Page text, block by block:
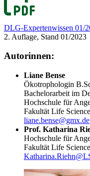
DLG-Expertenwissen 01/
2. Auflage, Stand 01/2023
Autorinnen:
Liane Bense
Ökotrophologin
Bachelorarbeit im
Hochschule für
Fakultät Life
liane.bense@gmx.de
Prof. Katharina
Hochschule für
Fakultät Life